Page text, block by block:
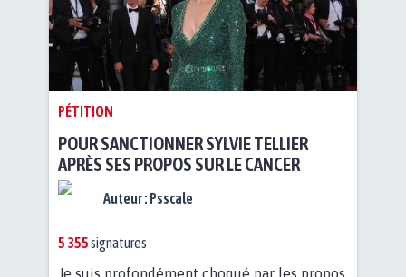
PÉTITION
POUR SANCTIONNER SYLVIE TELLIER
APRÈS SES PROPOS SUR LE CANCER
Auteur : Psscale
5 355signatures
Je suis profondément choqué par les propos